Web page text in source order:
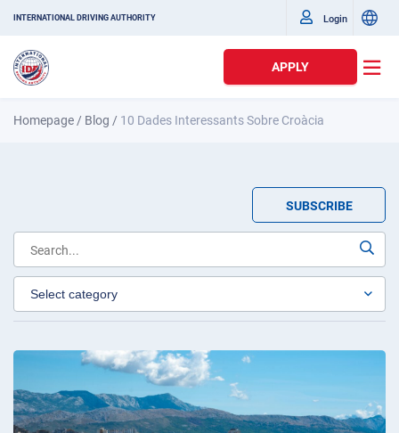
INTERNATIONAL DRIVING AUTHORITY Login
APPLY
Homepage / Blog / 10 Dades Interessants Sobre Croàcia
SUBSCRIBE